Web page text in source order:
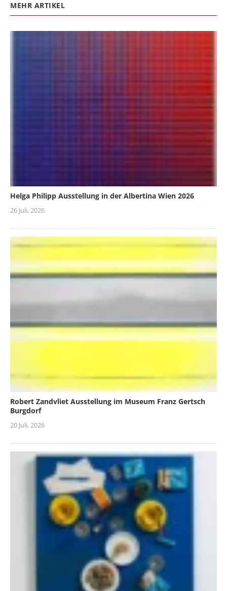
MEHR ARTIKEL
Helga Philipp Ausstellung in der Albertina Wien 2026
26 Juli, 2026
Robert Zandvliet Ausstellung im Museum Franz Gertsch
Burgdorf
20 Juli, 2026